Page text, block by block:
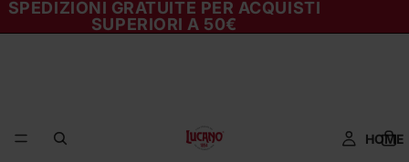
SPEDIZIONI GRATUITE PER ACQUISTI
SUPERIORI A 50€
HOME